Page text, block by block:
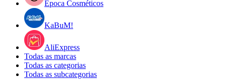
Epoca Cosméticos
KaBuM!
AliExpress
Todas as marcas
Todas as categorias
Todas as subcategorias